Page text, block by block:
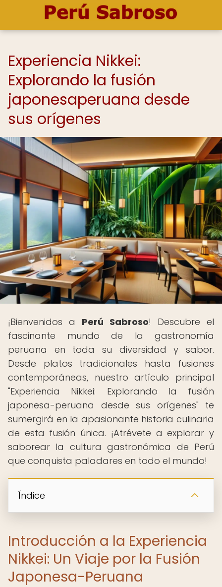
Experiencia Nikkei:
Explorando la fusión
japonesaperuana desde
sus orígenes
¡Bienvenidos a Perú Sabroso! Descubre el
fascinante mundo de la gastronomía
peruana en toda su diversidad y sabor.
Desde platos tradicionales hasta fusiones
contemporáneas, nuestro artículo principal
"Experiencia Nikkei: Explorando la fusión
japonesa-peruana desde sus orígenes" te
sumergirá en la apasionante historia culinaria
de esta fusión única. ¡Atrévete a explorar y
saborear la cultura gastronómica de Perú
que conquista paladares en todo el mundo!
Índice
Introducción a la Experiencia
Nikkei: Un Viaje por la Fusión
Japonesa-Peruana